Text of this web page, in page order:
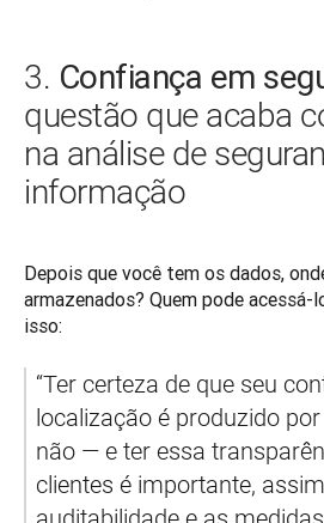
3. Confiança em
questão que acaba
na análise de
informação
Depois que você tem os dados,
armazenados? Quem pode acessá-
isso:
“Ter certeza de que seu
localização é produzido
não — e ter essa
clientes é importante,